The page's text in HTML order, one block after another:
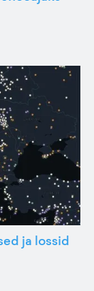
ja lossid